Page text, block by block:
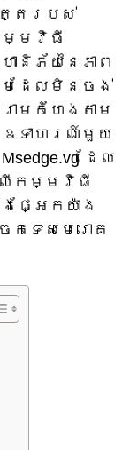
ត្តរបស់
ម្មវិធី
ានិភ័យនៃភាព
មដែលមិនចង់
មកំហែងតាម
ឧទាហរណ៍មួយ
ដែល
ើកម្មវិធី
ផ្អែកយ៉ាង
កទេសមេរោគ